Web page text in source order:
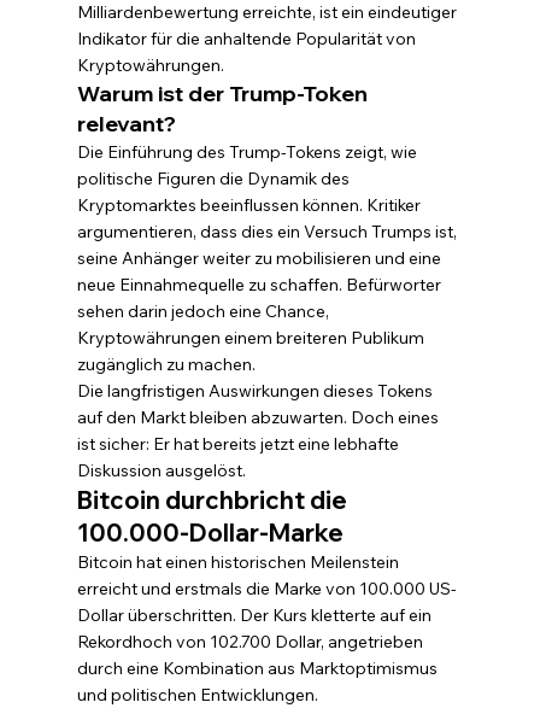
Milliardenbewertung erreichte, ist ein eindeutiger
Indikator für die anhaltende Popularität von
Kryptowährungen.
Warum ist der Trump-Token
relevant?
Die Einführung des Trump-Tokens zeigt, wie
politische Figuren die Dynamik des
Kryptomarktes beeinflussen können. Kritiker
argumentieren, dass dies ein Versuch Trumps ist,
seine Anhänger weiter zu mobilisieren und eine
neue Einnahmequelle zu schaffen. Befürworter
sehen darin jedoch eine Chance,
Kryptowährungen einem breiteren Publikum
zugänglich zu machen.
Die langfristigen Auswirkungen dieses Tokens
auf den Markt bleiben abzuwarten. Doch eines
ist sicher: Er hat bereits jetzt eine lebhafte
Diskussion ausgelöst.
Bitcoin durchbricht die
100.000-Dollar-Marke
Bitcoin hat einen historischen Meilenstein
erreicht und erstmals die Marke von 100.000 US-
Dollar überschritten. Der Kurs kletterte auf ein
Rekordhoch von 102.700 Dollar, angetrieben
durch eine Kombination aus Marktoptimismus
und politischen Entwicklungen.